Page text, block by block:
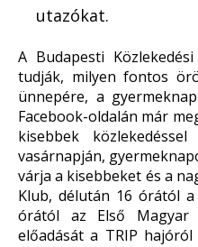
utazókat.
A Budapesti
tudják, milyen fontos
ünnepére, a
Facebook-oldalán már
kisebbek
vasárnapján,
várja a kisebbeket és a
Klub, délután 16 órától
órától az Első Magyar
előadását a TRIP